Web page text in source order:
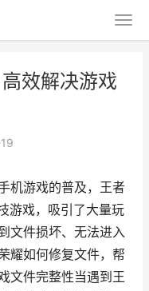
效解决游戏
机游戏的普及，王者
游戏，吸引了大量玩
文件损坏、无法进入
耀如何修复文件，帮
文件完整性当遇到王